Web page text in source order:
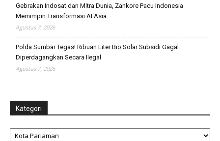
Gebrakan Indosat dan Mitra Dunia, Zankore Pacu Indonesia
Memimpin Transformasi AI Asia
Agustus 7, 2026
Polda Sumbar Tegas! Ribuan Liter Bio Solar Subsidi Gagal
Diperdagangkan Secara Ilegal
Agustus 7, 2026
Kategori
Kategori